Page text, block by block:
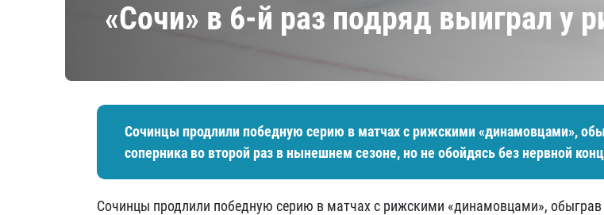
«Сочи» в 6-й раз подряд выиграл у
Сочинцы продлили победную серию в матчах с рижскими «динамовцами»,
соперника во второй раз в нынешнем сезоне, но не обойдясь без нервной
Сочинцы продлили победную серию в матчах с рижскими «динамовцами», обыграв